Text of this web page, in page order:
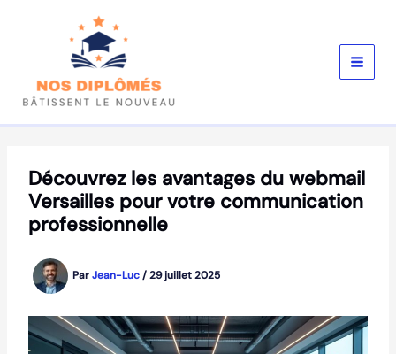
Découvrez les avantages du webmail
Versailles pour votre communication
professionnelle
ParJean-Luc/29 juillet 2025